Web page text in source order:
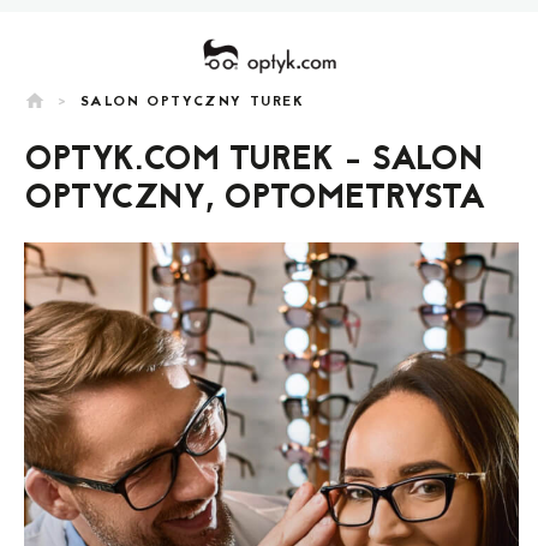
home > SALON OPTYCZNY TUREK
OPTYK.COM TUREK - SALON
OPTYCZNY, OPTOMETRYSTA